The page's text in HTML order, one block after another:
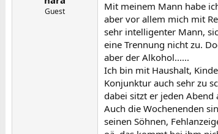
Guest
Mit meinem Mann habe
aber vor allem mich mit
sehr intelligenter Mann,
eine Trennung nicht zu.
aber der Alkohol......
Ich bin mit Haushalt,
Konjunktur auch sehr zu
dabei sitzt er jeden Abend
Auch die Wochenenden
seinen Söhnen,